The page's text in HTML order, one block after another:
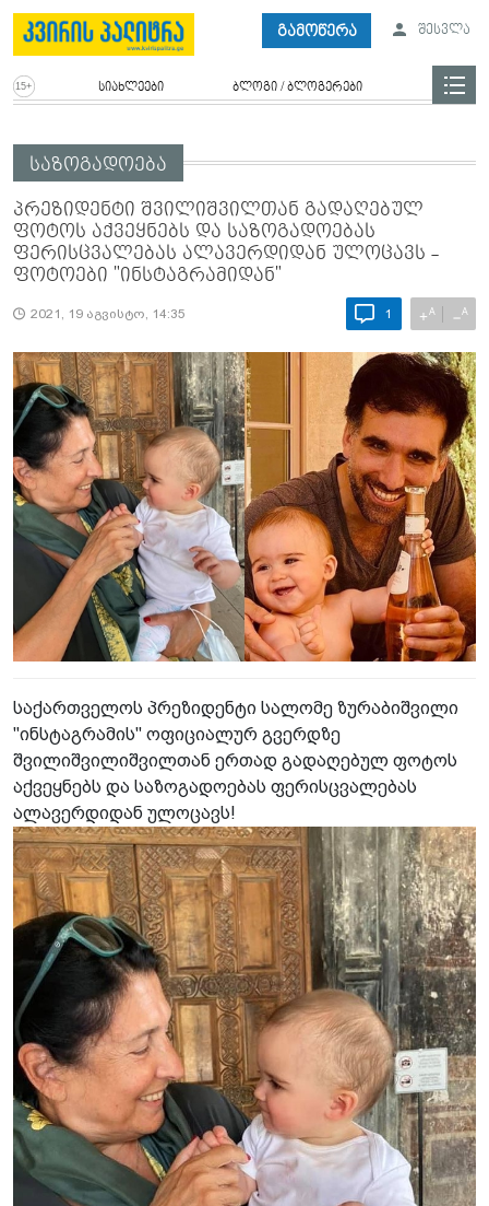
გამოწერა შესვლა
სიახლეები ბლოგი / ბლოგერები
საზოგადოება
პრეზიდენტი შვილიშვილთან გადაღებულ
ფოტოს აქვეყნებს და საზოგადოებას
ფერისცვალებას ალავერდიდან ულოცავს -
ფოტოები "ინსტაგრამიდან"
2021, 19 აგვისტო, 14:35 1 +A −A
საქართველოს პრეზიდენტი სალომე ზურაბიშვილი
"ინსტაგრამის" ოფიციალურ გვერდზე
შვილიშვილიშვილთან ერთად გადაღებულ ფოტოს
აქვეყნებს და საზოგადოებას ფერისცვალებას
ალავერდიდან ულოცავს!